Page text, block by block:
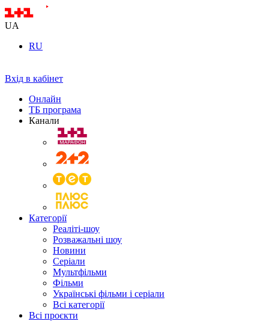
UA
RU
Вхід в кабінет
Онлайн
ТБ програма
Канали
Категорії
Реаліті-шоу
Розважальні шоу
Новини
Серіали
Мультфільми
Фільми
Українські фільми і серіали
Всі категорії
Всі проєкти